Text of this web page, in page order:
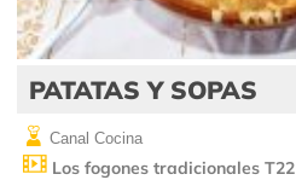
PATATAS Y SOPAS
Canal Cocina
Los fogones tradicionales T22